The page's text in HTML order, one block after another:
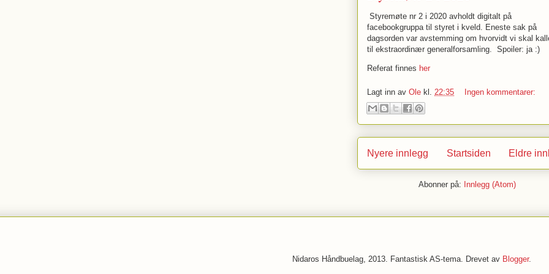
Styremøte nr 2 i 2020 avholdt digitalt på
facebookgruppa til styret i kveld. Eneste sak på
dagsorden var avstemming om hvorvidt vi skal
til ekstraordinær generalforsamling. Spoiler: ja :)
Referat finnes her
Lagt inn av Ole kl. 22:35 Ingen kommentarer:
Nyere innlegg Eldre
Startsiden
Abonner på: Innlegg (Atom)
Nidaros Håndbuelag, 2013. Fantastisk AS-tema. Drevet av Blogger.